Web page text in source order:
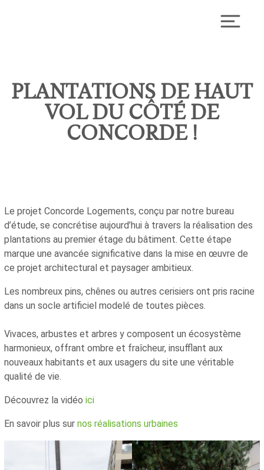
PLANTATIONS DE HAUT
VOL DU CÔTÉ DE
CONCORDE !
Le projet Concorde Logements, conçu par notre bureau
d’étude, se concrétise aujourd’hui à travers la réalisation des
plantations au premier étage du bâtiment. Cette étape
marque une avancée significative dans la mise en œuvre de
ce projet architectural et paysager ambitieux.
Les nombreux pins, chênes ou autres cerisiers ont pris racine
dans un socle artificiel modelé de toutes pièces.
Vivaces, arbustes et arbres y composent un écosystème
harmonieux, offrant ombre et fraîcheur, insufflant aux
nouveaux habitants et aux usagers du site une véritable
qualité de vie.
Découvrez la vidéo ici
En savoir plus sur nos réalisations urbaines